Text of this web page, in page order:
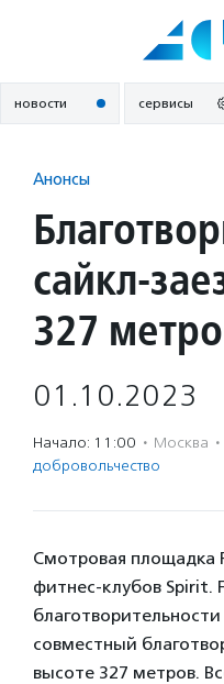
новости сервисы
Анонсы
сайкл-
327
01.10.2023
Начало: 11:00 · Москва ·
доброволь­чест­во
Смотровая площадка
фитнес-клубов Spirit.
совместный
высоте 327 метров.